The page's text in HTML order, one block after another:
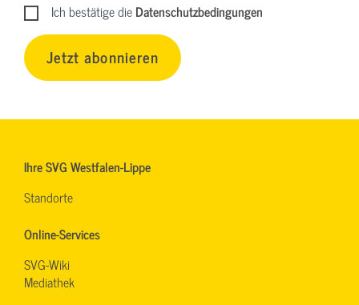
Ich bestätige dieDatenschutzbedingungen
Jetzt abonnieren
Ihre SVG Westfalen-Lippe
Standorte
Online-Services
SVG-Wiki
Mediathek